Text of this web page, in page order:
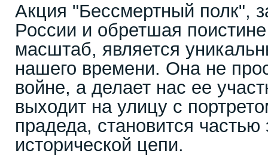
Акция "Бессмертный полк",
России и обретшая
масштаб, является
нашего времени. Она не
войне, а делает нас ее
выходит на улицу с
прадеда, становится частью
исторической цепи.